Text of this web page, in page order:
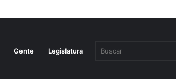
Gente Legislatura